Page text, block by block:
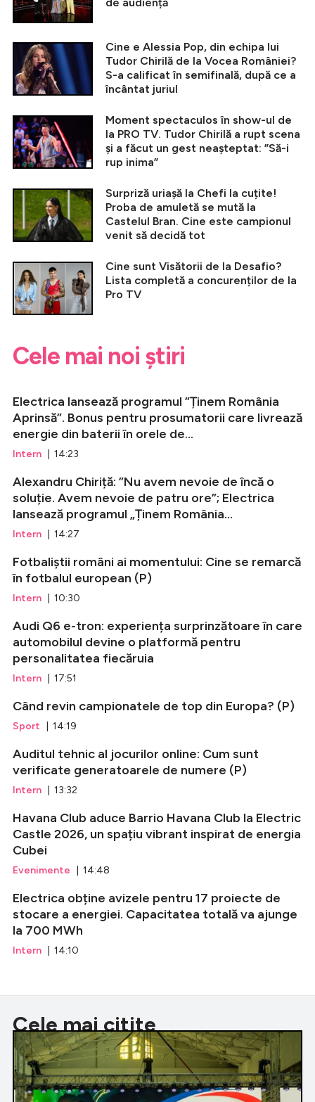
Cine e Alessia Pop, din echipa lui
Tudor Chirilă de la Vocea României?
S-a calificat în semifinală, după ce a
încântat juriul
Moment spectaculos în show-ul de
la PRO TV. Tudor Chirilă a rupt scena
și a făcut un gest neașteptat: ”Să-i
rup inima”
Surpriză uriașă la Chefi la cuțite!
Proba de amuletă se mută la
Castelul Bran. Cine este campionul
venit să decidă tot
Cine sunt Visătorii de la Desafio?
Lista completă a concurenților de la
Pro TV
Cele mai noi știri
Electrica lansează programul ”Ținem România
Aprinsă”. Bonus pentru prosumatorii care livrează
energie din baterii în orele de...
Intern | 14:23
Alexandru Chiriță: ”Nu avem nevoie de încă o
soluție. Avem nevoie de patru ore”; Electrica
lansează programul „Ținem România...
Intern | 14:27
Fotbaliștii români ai momentului: Cine se remarcă
în fotbalul european (P)
Intern | 10:30
Audi Q6 e-tron: experiența surprinzătoare în care
automobilul devine o platformă pentru
personalitatea fiecăruia
Intern | 17:51
Când revin campionatele de top din Europa? (P)
Sport | 14:19
Auditul tehnic al jocurilor online: Cum sunt
verificate generatoarele de numere (P)
Intern | 13:32
Havana Club aduce Barrio Havana Club la Electric
Castle 2026, un spațiu vibrant inspirat de energia
Cubei
Evenimente | 14:48
Electrica obține avizele pentru 17 proiecte de
stocare a energiei. Capacitatea totală va ajunge
la 700 MWh
Intern | 14:10
Cele mai citite